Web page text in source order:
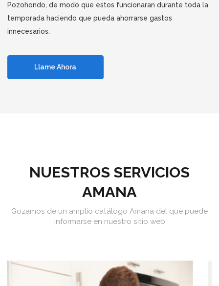
Pozohondo, de modo que estos funcionaran durante toda la
temporada haciendo que pueda ahorrarse gastos
innecesarios.
Llame Ahora
NUESTROS SERVICIOS
AMANA
Gozamos de un amplio catálogo Amana del que puede
informarse en nuestro sitio web